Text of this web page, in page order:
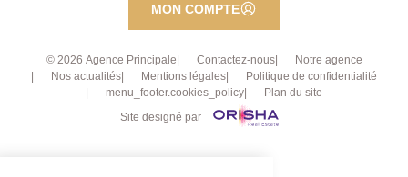
MON COMPTE
© 2026 Agence Principale Contactez-nous
Notre agence
Nos actualités
Mentions légales
Politique de confidentialité
menu_footer.cookies_policy
Plan du site
Site designé par